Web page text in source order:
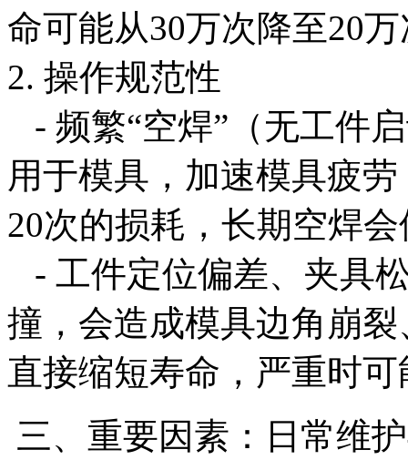
命可能从30万次降至20
2. 操作规范性
- 频繁“空焊”（无工件
用于模具，加速模具疲
20次的损耗，长期空焊
- 工件定位偏差、夹具
撞，会造成模具边角崩
直接缩短寿命，严重时
三、重要因素：日常维